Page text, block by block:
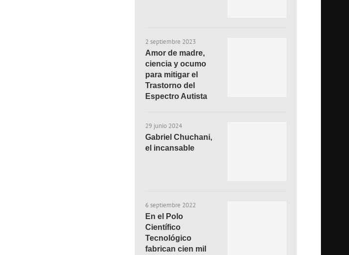
2 septiembre 2023
Amor de madre,
ciencia y ocumo
para mitigar el
Trastorno del
Espectro Autista
29 junio 2024
Gabriel Chuchani,
el incansable
6 septiembre 2022
En el Polo
Científico
Tecnológico
fabrican cien mil